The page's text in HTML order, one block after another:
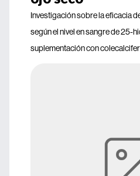
Investigación sobre la eficacia
según el nivel en sangre de 25-
suplementación con